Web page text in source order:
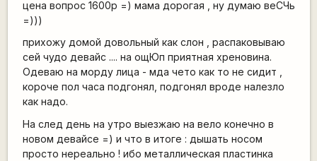
цена вопрос 1600р =) мама дорогая , ну думаю веСЧь
=)))
прихожу домой довольный как слон , распаковываю
сей чудо девайс .... на ощЮп приятная хреновина.
Одеваю на морду лица - мда чето как то не сидит ,
короче пол часа подгонял, подгонял вроде налезло
как надо.
На след день на утро выезжаю на вело конечно в
новом девайсе =) и что в итоге : дышать носом
просто нереально ! ибо металлическая пластинка